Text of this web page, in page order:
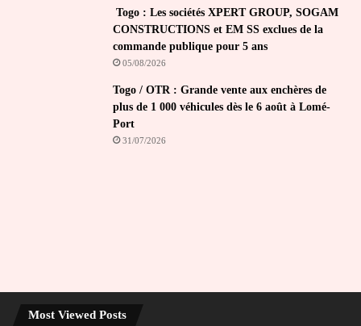
Togo : Les sociétés XPERT GROUP, SOGAM
CONSTRUCTIONS et EM SS exclues de la
commande publique pour 5 ans
05/08/2026
Togo / OTR : Grande vente aux enchères de
plus de 1 000 véhicules dès le 6 août à Lomé-
Port
31/07/2026
Most Viewed Posts